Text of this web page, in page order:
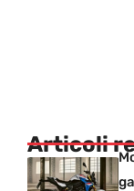
Articoli